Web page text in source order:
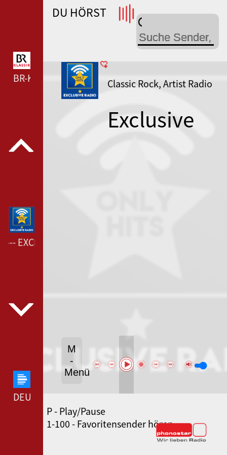
EXCLUSIVE RADIO BAD COMPANY ---
DEUTSCHLANDFUNK --- DEUTSCHLANDFUNK ---
80ER 90ER OLDIE ANTENNE --- 80ER 90ER
WDR 4 --- WDR 4 ---
BR-KLASSIK --- BR-KLASSIK ---
DU HÖRST
Classic Rock, Artist Radio
Exclusive
M
-
Menü
P - Play/Pause
1-100 - Favoritensender hören